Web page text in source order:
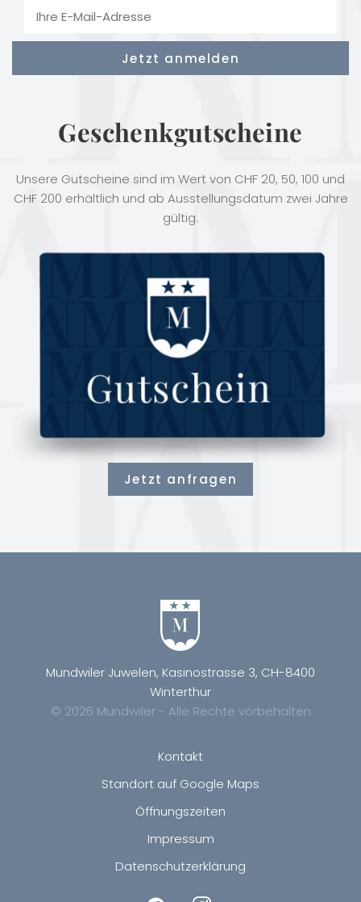
Geschenkgutscheine
Unsere Gutscheine sind im Wert von CHF 20, 50, 100 und
CHF 200 erhältlich und ab Ausstellungsdatum zwei Jahre
gültig.
Jetzt anfragen
Mundwiler Juwelen, Kasinostrasse 3, CH-8400
Winterthur
© 2026 Mundwiler - Alle Rechte vorbehalten
Kontakt
Standort auf Google Maps
Öffnungszeiten
Impressum
Datenschutzerklärung